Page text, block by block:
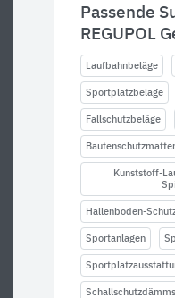
Passende
REGUPOL
Laufbahnbeläge
Sportplatzbeläge
Fallschutzbeläge
Kunststoff-
Hallenboden-
Sportanlagen